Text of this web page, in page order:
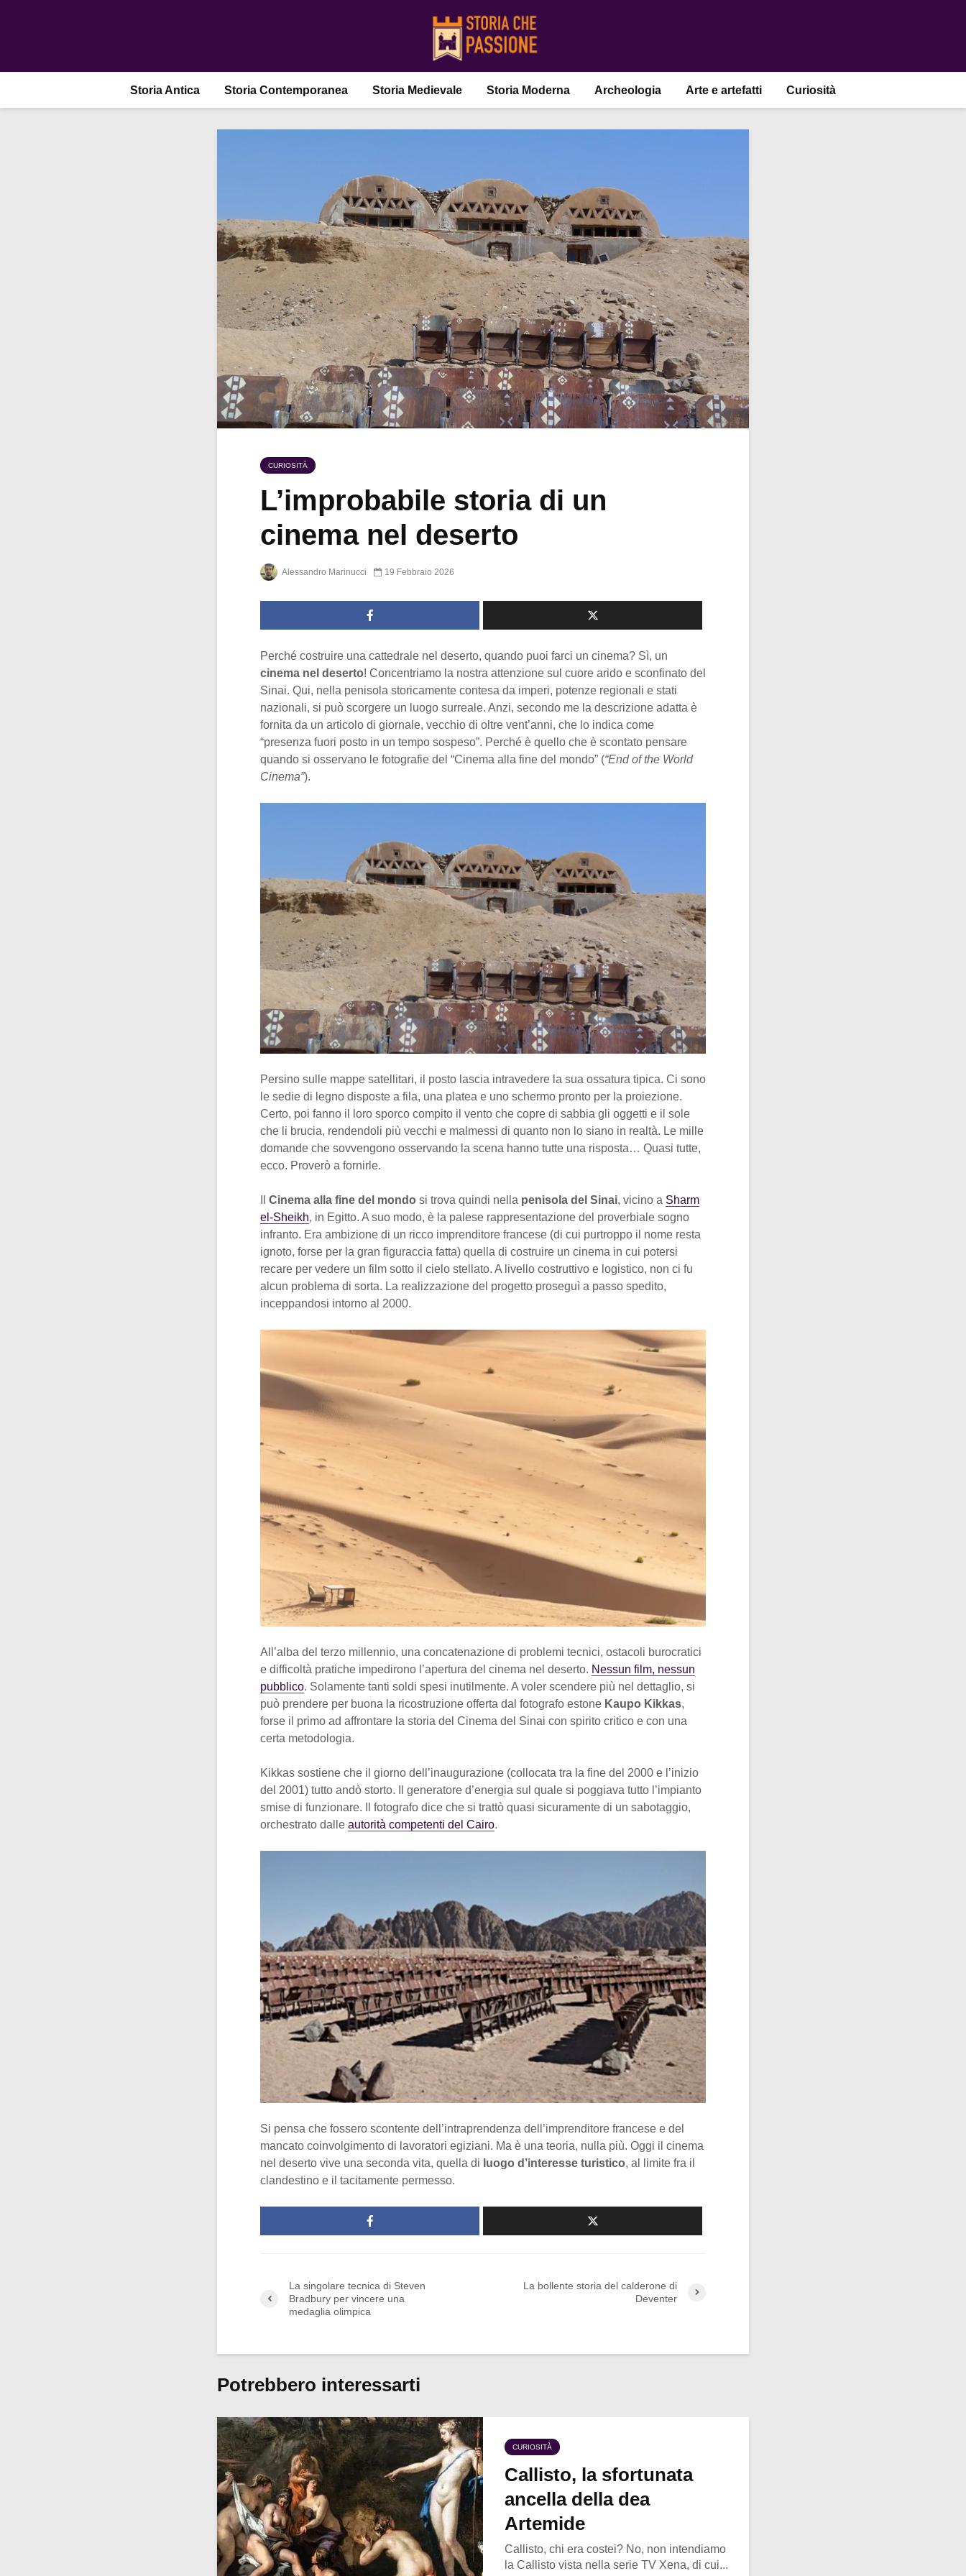
Storia Antica Storia Contemporanea Storia Medievale Storia Moderna Archeologia Arte e artefatti Curiosità
CURIOSITÀ
L’improbabile storia di un
cinema nel deserto
Alessandro Marinucci 19 Febbraio 2026
Perché costruire una cattedrale nel deserto, quando puoi farci un cinema? Sì, un
cinema nel deserto! Concentriamo la nostra attenzione sul cuore arido e sconfinato del
Sinai. Qui, nella penisola storicamente contesa da imperi, potenze regionali e stati
nazionali, si può scorgere un luogo surreale. Anzi, secondo me la descrizione adatta è
fornita da un articolo di giornale, vecchio di oltre vent’anni, che lo indica come
“presenza fuori posto in un tempo sospeso”. Perché è quello che è scontato pensare
quando si osservano le fotografie del “Cinema alla fine del mondo” (“End of the World
Cinema”).
Persino sulle mappe satellitari, il posto lascia intravedere la sua ossatura tipica. Ci sono
le sedie di legno disposte a fila, una platea e uno schermo pronto per la proiezione.
Certo, poi fanno il loro sporco compito il vento che copre di sabbia gli oggetti e il sole
che li brucia, rendendoli più vecchi e malmessi di quanto non lo siano in realtà. Le mille
domande che sovvengono osservando la scena hanno tutte una risposta… Quasi tutte,
ecco. Proverò a fornirle.
Cinema alla fine del mondo si trova quindi nella penisola del Sinai, vicino a Sharm
el-Sheikh, in Egitto. A suo modo, è la palese rappresentazione del proverbiale sogno
infranto. Era ambizione di un ricco imprenditore francese (di cui purtroppo il nome resta
ignoto, forse per la gran figuraccia fatta) quella di costruire un cinema in cui potersi
recare per vedere un film sotto il cielo stellato. A livello costruttivo e logistico, non ci fu
alcun problema di sorta. La realizzazione del progetto proseguì a passo spedito,
inceppandosi intorno al 2000.
All’alba del terzo millennio, una concatenazione di problemi tecnici, ostacoli burocratici
e difficoltà pratiche impedirono l’apertura del cinema nel deserto. Nessun film, nessun
pubblico. Solamente tanti soldi spesi inutilmente. A voler scendere più nel dettaglio, si
può prendere per buona la ricostruzione offerta dal fotografo estone Kaupo Kikkas,
forse il primo ad affrontare la storia del Cinema del Sinai con spirito critico e con una
certa metodologia.
Kikkas sostiene che il giorno dell’inaugurazione (collocata tra la fine del 2000 e l’inizio
del 2001) tutto andò storto. Il generatore d’energia sul quale si poggiava tutto l’impianto
smise di funzionare. Il fotografo dice che si trattò quasi sicuramente di un sabotaggio,
orchestrato dalle autorità competenti del Cairo.
Si pensa che fossero scontente dell’intraprendenza dell’imprenditore francese e del
mancato coinvolgimento di lavoratori egiziani. Ma è una teoria, nulla più. Oggi il cinema
nel deserto vive una seconda vita, quella di luogo d’interesse turistico, al limite fra il
clandestino e il tacitamente permesso.
La singolare tecnica di Steven
Bradbury per vincere una
medaglia olimpica
La bollente storia del calderone di
Deventer
Potrebbero interessarti
CURIOSITÀ
Callisto, la sfortunata
ancella della dea
Artemide
Callisto, chi era costei? No, non intendiamo
la Callisto vista nella serie TV Xena, di cui...